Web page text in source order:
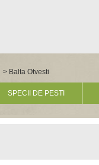
> Balta Otvesti
SPECII DE PESTI